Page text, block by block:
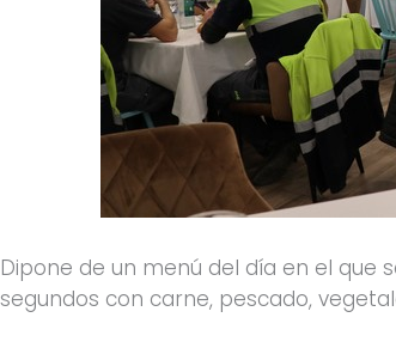
Dipone de un menú del día en el que
segundos con carne, pescado,